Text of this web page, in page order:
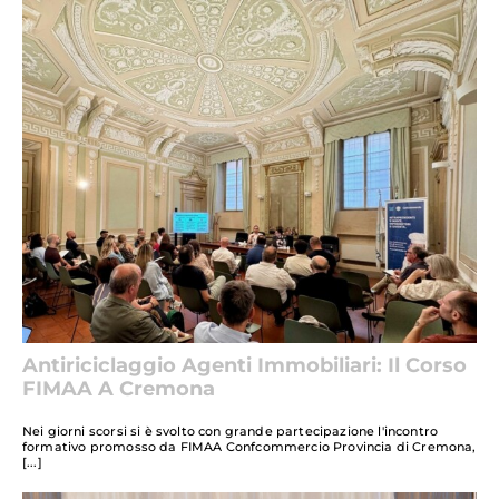
Antiriciclaggio Agenti Immobiliari: Il Corso
FIMAA A Cremona
Nei giorni scorsi si è svolto con grande partecipazione l'incontro
formativo promosso da FIMAA Confcommercio Provincia di Cremona,